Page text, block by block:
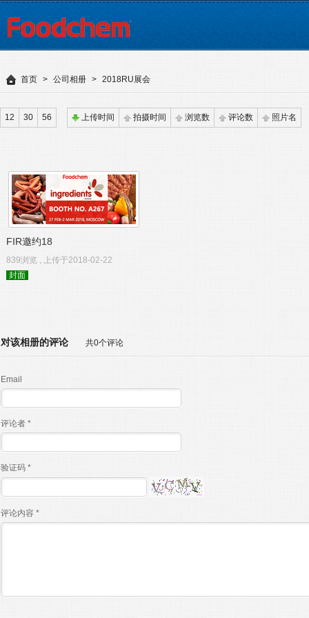
首页 > 公司相册 > 2018RU展会
12 30 56 上传时间 拍摄时间 浏览数 评论数 照片名
FIR邀约18
839浏览 , 上传于2018-02-22
封面
对该相册的评论 共0个评论
Email
评论者 *
验证码 *
评论内容 *